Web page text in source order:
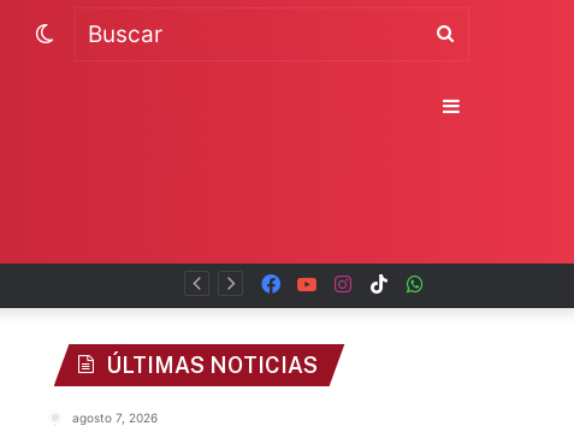
TikTok
Instagram
YouTube
Facebook
Buscar
Switch
Sidebar
ÚLTIMAS NOTICIAS
agosto 7, 2026